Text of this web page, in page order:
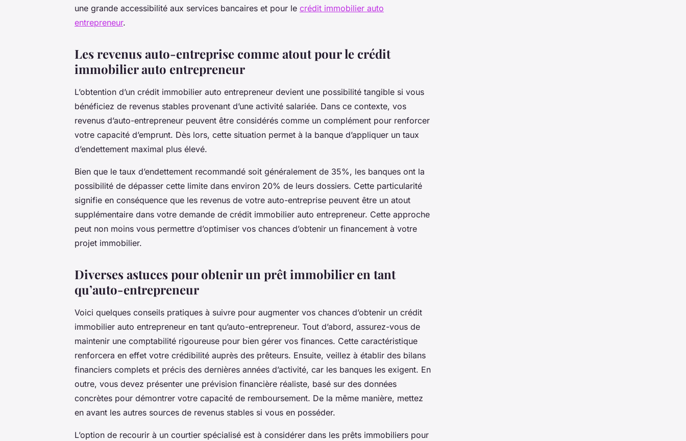
une grande accessibilité aux services bancaires et pour le crédit immobilier auto
entrepreneur.
Les revenus auto-entreprise comme atout pour le crédit
immobilier auto entrepreneur
L’obtention d’un crédit immobilier auto entrepreneur devient une possibilité tangible si vous
bénéficiez de revenus stables provenant d’une activité salariée. Dans ce contexte, vos
revenus d’auto-entrepreneur peuvent être considérés comme un complément pour renforcer
votre capacité d’emprunt. Dès lors, cette situation permet à la banque d’appliquer un taux
d’endettement maximal plus élevé.
Bien que le taux d’endettement recommandé soit généralement de 35%, les banques ont la
possibilité de dépasser cette limite dans environ 20% de leurs dossiers. Cette particularité
signifie en conséquence que les revenus de votre auto-entreprise peuvent être un atout
supplémentaire dans votre demande de crédit immobilier auto entrepreneur. Cette approche
peut non moins vous permettre d’optimiser vos chances d’obtenir un financement à votre
projet immobilier.
Diverses astuces pour obtenir un prêt immobilier en tant
qu’auto-entrepreneur
Voici quelques conseils pratiques à suivre pour augmenter vos chances d’obtenir un crédit
immobilier auto entrepreneur en tant qu’auto-entrepreneur. Tout d’abord, assurez-vous de
maintenir une comptabilité rigoureuse pour bien gérer vos finances. Cette caractéristique
renforcera en effet votre crédibilité auprès des prêteurs. Ensuite, veillez à établir des bilans
financiers complets et précis des dernières années d’activité, car les banques les exigent. En
outre, vous devez présenter une prévision financière réaliste, basé sur des données
concrètes pour démontrer votre capacité de remboursement. De la même manière, mettez
en avant les autres sources de revenus stables si vous en posséder.
L’option de recourir à un courtier spécialisé est à considérer dans les prêts immobiliers pour